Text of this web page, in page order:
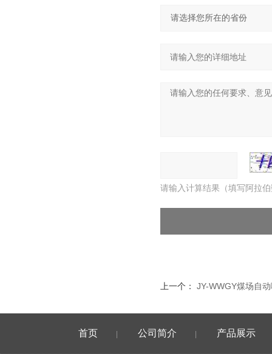
请输入计算结果（填写阿拉
上一个： JY-WWGY煤场自
首页 公司简介 产品展示